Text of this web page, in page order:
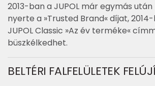
2013-ban a JUPOL már egymás
nyerte a »Trusted Brand« díjat,
JUPOL Classic »Az év terméke«
büszkélkedhet.
BELTÉRI FALFELÜLETEK